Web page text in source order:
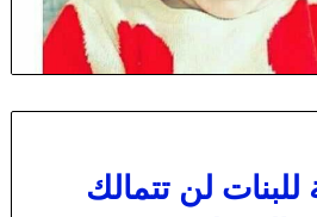
لن تتمالك